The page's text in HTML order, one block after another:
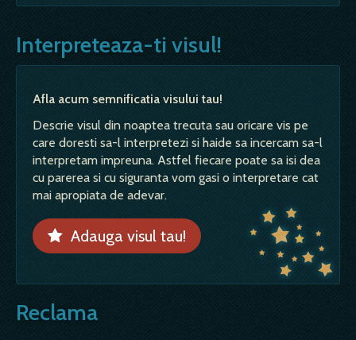
Interpreteaza-ti visul!
Afla acum semnificatia visului tau!
Descrie visul din noaptea trecuta sau oricare vis pe
care doresti sa-l interpretezi si haide sa incercam sa-l
interpretam impreuna. Astfel fiecare poate sa isi dea
cu parerea si cu siguranta vom gasi o interpretare cat
mai apropiata de adevar.
Adauga visul tau!
Reclama